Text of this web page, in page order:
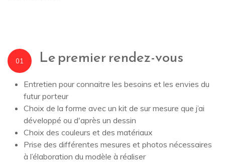
01 Le premier rendez-vous
Entretien pour connaitre les besoins et les envies du
futur porteur
Choix de la forme avec un kit de sur mesure que j’ai
développé ou d'après un dessin
Choix des couleurs et des matériaux
Prise des différentes mesures et photos nécessaires
à l’élaboration du modèle à réaliser